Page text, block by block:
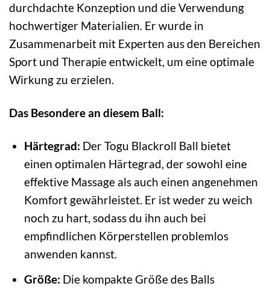
durchdachte Konzeption und die Verwendung
hochwertiger Materialien. Er wurde in
Zusammenarbeit mit Experten aus den Bereichen
Sport und Therapie entwickelt, um eine optimale
Wirkung zu erzielen.
Das Besondere an diesem Ball:
Härtegrad: Der Togu Blackroll Ball bietet
einen optimalen Härtegrad, der sowohl eine
effektive Massage als auch einen angenehmen
Komfort gewährleistet. Er ist weder zu weich
noch zu hart, sodass du ihn auch bei
empfindlichen Körperstellen problemlos
anwenden kannst.
Größe: Die kompakte Größe des Balls